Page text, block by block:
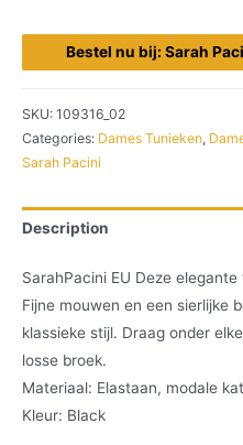
Bestel nu bij: Sarah
SKU: 109316_02
Categories: Dames Tunieken,
Sarah Pacini
Description
SarahPacini EU Deze
Fijne mouwen en een sierlijke
klassieke stijl. Draag onder
losse broek.
Materiaal: Elastaan, modale
Kleur: Black